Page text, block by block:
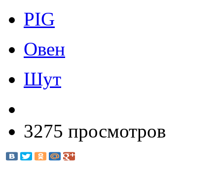
PIG
Овен
Шут
3275 просмотров